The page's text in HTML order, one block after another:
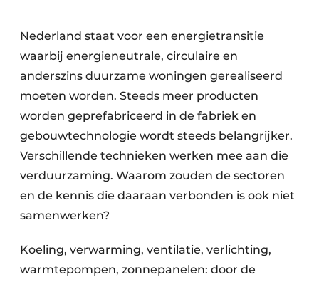
Video’s
Nederland staat voor een energietransitie
waarbij energieneutrale, circulaire en
anderszins duurzame woningen gerealiseerd
moeten worden. Steeds meer producten
worden geprefabriceerd in de fabriek en
gebouwtechnologie wordt steeds belangrijker.
Verschillende technieken werken mee aan die
verduurzaming. Waarom zouden de sectoren
en de kennis die daaraan verbonden is ook niet
samenwerken?
Koeling, verwarming, ventilatie, verlichting,
warmtepompen, zonnepanelen: door de